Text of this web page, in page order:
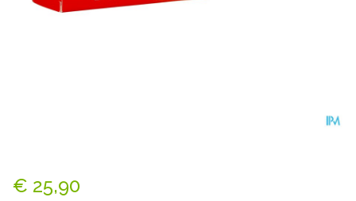
€ 25,90